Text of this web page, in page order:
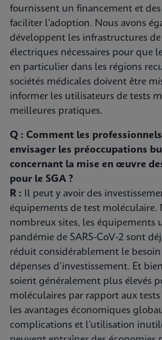
fournissent un financement et
faciliter l’adoption. Nous avons
développent les infrastructures
électriques nécessaires pour que
en particulier dans les régions
sociétés médicales doivent être
informer les utilisateurs de tests
meilleures pratiques.
Q : Comment les
envisager les préoccupations
concernant la mise en œuvre
pour le SGA ?
R : Il peut y avoir des
équipements de test moléculaire.
nombreux sites, les équipements
pandémie de SARS-CoV-2 sont
réduit considérablement le
dépenses d’investissement. Et
soient généralement plus élevés
moléculaires par rapport aux
les avantages économiques
complications et l’utilisation